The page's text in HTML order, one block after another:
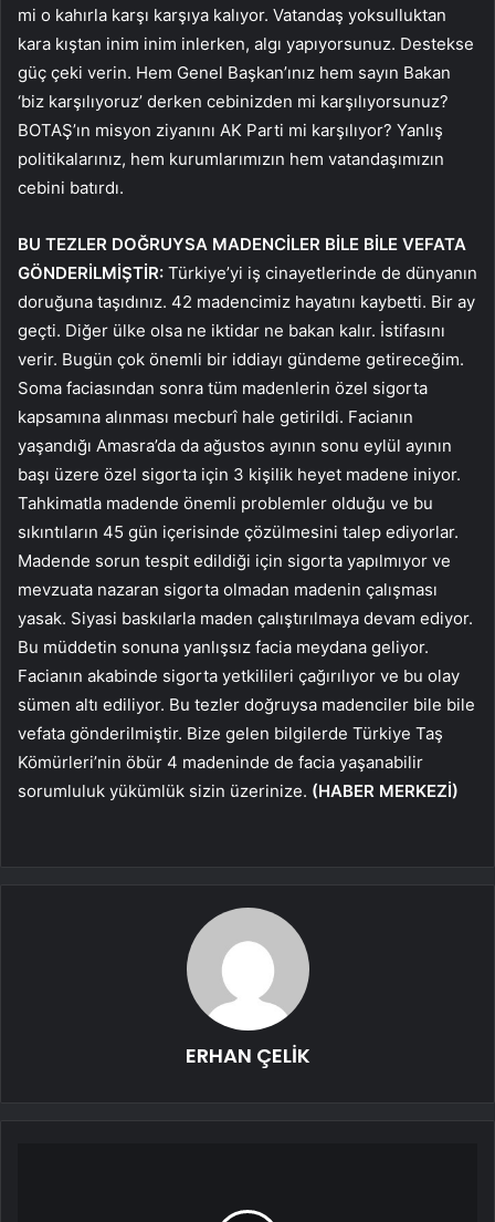
mi o kahırla karşı karşıya kalıyor. Vatandaş yoksulluktan
kara kıştan inim inim inlerken, algı yapıyorsunuz. Destekse
güç çeki verin. Hem Genel Başkan’ınız hem sayın Bakan
‘biz karşılıyoruz’ derken cebinizden mi karşılıyorsunuz?
BOTAŞ’ın misyon ziyanını AK Parti mi karşılıyor? Yanlış
politikalarınız, hem kurumlarımızın hem vatandaşımızın
cebini batırdı.
BU TEZLER DOĞRUYSA MADENCİLER BİLE BİLE VEFATA
GÖNDERİLMİŞTİR: Türkiye’yi iş cinayetlerinde de dünyanın
doruğuna taşıdınız. 42 madencimiz hayatını kaybetti. Bir ay
geçti. Diğer ülke olsa ne iktidar ne bakan kalır. İstifasını
verir. Bugün çok önemli bir iddiayı gündeme getireceğim.
Soma faciasından sonra tüm madenlerin özel sigorta
kapsamına alınması mecburî hale getirildi. Facianın
yaşandığı Amasra’da da ağustos ayının sonu eylül ayının
başı üzere özel sigorta için 3 kişilik heyet madene iniyor.
Tahkimatla madende önemli problemler olduğu ve bu
sıkıntıların 45 gün içerisinde çözülmesini talep ediyorlar.
Madende sorun tespit edildiği için sigorta yapılmıyor ve
mevzuata nazaran sigorta olmadan madenin çalışması
yasak. Siyasi baskılarla maden çalıştırılmaya devam ediyor.
Bu müddetin sonuna yanlışsız facia meydana geliyor.
Facianın akabinde sigorta yetkilileri çağırılıyor ve bu olay
sümen altı ediliyor. Bu tezler doğruysa madenciler bile bile
vefata gönderilmiştir. Bize gelen bilgilerde Türkiye Taş
Kömürleri’nin öbür 4 madeninde de facia yaşanabilir
sorumluluk yükümlük sizin üzerinize. (HABER MERKEZİ)
ERHAN ÇELİK